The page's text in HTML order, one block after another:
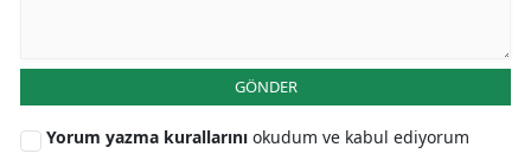
GÖNDER
Yorum yazma kurallarını okudum ve kabul ediyorum